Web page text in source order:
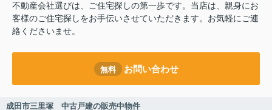
不動産会社選びは、ご住宅探しの第一歩です。当店は、親身にお
客様のご住宅探しをお手伝いさせていただきます。お気軽にご連
絡くださいませ。
無料 お問い合わせ
成田市三里塚 中古戸建の販売中物件